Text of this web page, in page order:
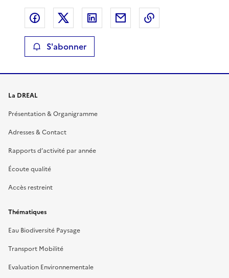
Partager sur Facebook
Partager sur XPartager sur LinkedIn
Partager par email
S'abonner
La DREAL
Présentation & Organigramme
Adresses & Contact
Rapports d’activité par année
Écoute qualité
Accès restreint
Thématiques
Eau Biodiversité Paysage
Transport Mobilité
Evaluation Environnementale